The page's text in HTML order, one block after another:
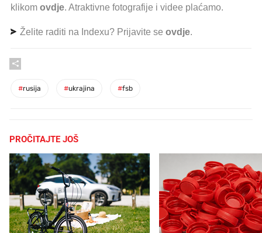
klikom ovdje. Atraktivne fotografije i videe plaćamo.
Želite raditi na Indexu? Prijavite se ovdje.
#rusija #ukrajina #fsb
PROČITAJTE JOŠ